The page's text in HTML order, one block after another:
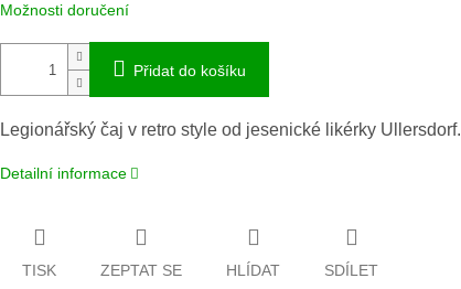
Možnosti doručení
Přidat do košíku
Legionářský čaj v retro style od jesenické likérky Ullersdorf.
Detailní informace
TISK ZEPTAT SE HLÍDAT SDÍLET